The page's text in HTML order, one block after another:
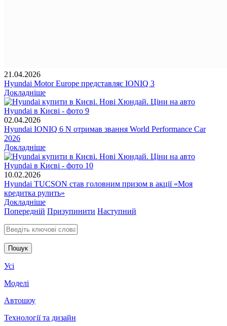
21.04.2026
Hyundai Motor Europe представляє IONIQ 3
Докладніше
02.04.2026
Hyundai IONIQ 6 N отримав звання World Performance Car
2026
Докладніше
10.02.2026
Hyundai TUCSON став головним призом в акції «Моя
кредитка рулить»
Докладніше
Попередній Призупинити Наступний
Введіть ключові слова для пошуку
Усі
Моделі
Автошоу
Технології та дизайн